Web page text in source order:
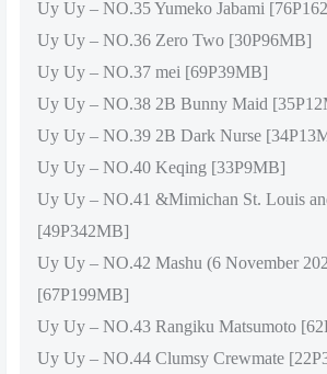
Uy Uy – NO.35 Yumeko Jabami
Uy Uy – NO.36 Zero Two [30P96MB]
Uy Uy – NO.37 mei [69P39MB]
Uy Uy – NO.38 2B Bunny Maid
Uy Uy – NO.39 2B Dark Nurse
Uy Uy – NO.40 Keqing [33P9MB]
Uy Uy – NO.41 &Mimichan St. Louis
[49P342MB]
Uy Uy – NO.42 Mashu (6 November
[67P199MB]
Uy Uy – NO.43 Rangiku Matsumoto
Uy Uy – NO.44 Clumsy Crewmate